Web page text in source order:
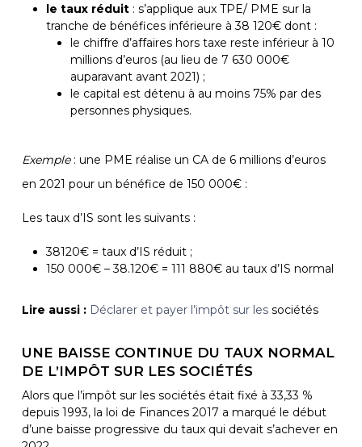
le taux réduit : s’applique aux TPE/ PME sur la
tranche de bénéfices inférieure à 38 120€ dont :
le chiffre d’affaires hors taxe reste inférieur à 10
millions d’euros (au lieu de 7 630 000€
auparavant avant 2021) ;
le capital est détenu à au moins 75% par des
personnes physiques.
Exemple : une PME réalise un CA de 6 millions d’euros
en 2021 pour un bénéfice de 150 000€ :
Les taux d’IS sont les suivants :
38120€ = taux d’IS réduit ;
150 000€ – 38.120€ = 111 880€ au taux d’IS normal
Lire aussi : Déclarer et payer l’impôt sur lessociétés
UNE BAISSE CONTINUE DU TAUX NORMAL
DE L’IMPÔT SUR LES SOCIÉTÉS
Alors que l’impôt sur les sociétés était fixé à 33,33 %
depuis 1993, la loi de Finances 2017 a marqué le début
d’une baisse progressive du taux qui devait s’achever en